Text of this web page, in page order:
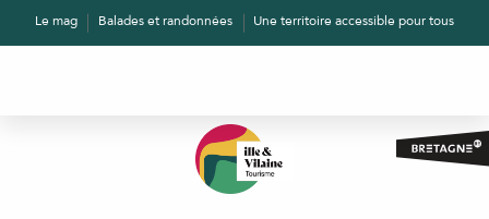
AllerLe mag Balades et randonnées Une territoire accessible pour tous